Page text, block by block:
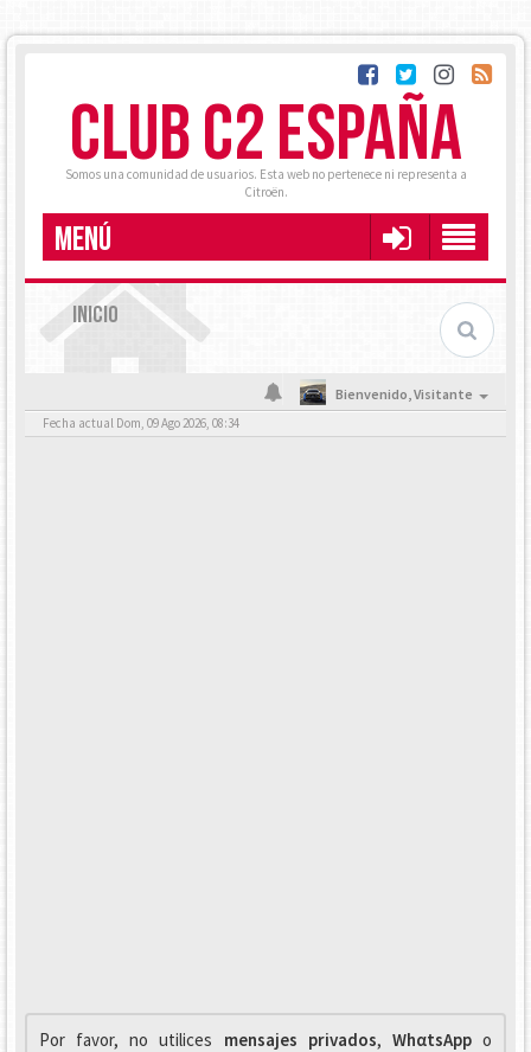
CLUB C2 ESPAÑA
Somos una comunidad de usuarios. Esta web no pertenece ni representa a
Citroën.
MENÚ
INICIO
Bienvenido,Visitante
Fecha actual Dom, 09 Ago 2026, 08:34
Por favor, no utilices mensajes privados, WhαtsAppo